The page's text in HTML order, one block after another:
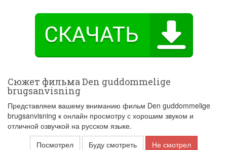
Сюжет фильма Den guddommelige
brugsanvisning
Представляем вашему вниманию фильм Den guddommelige
brugsanvisning к онлайн просмотру с хорошим звуком и
отличной озвучкой на русском языке.
Посмотрел
Буду смотреть Не смотрел